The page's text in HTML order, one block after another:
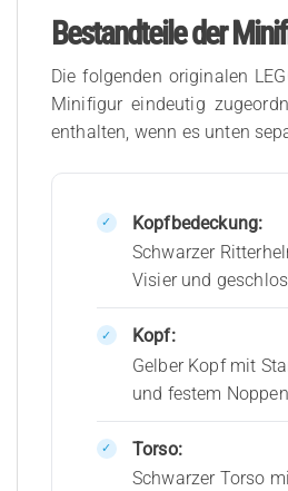
Bestandteile der
Die folgenden originalen
Minifigur eindeutig
enthalten, wenn es unten
Kopfbedeckung:
Schwarzer
Visier und
Kopf:
Gelber Kopf mit
und festem
Torso:
Schwarzer Torso